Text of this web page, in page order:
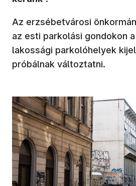
Az erzsébetvárosi
az esti parkolási gondokon
lakossági parkolóhelyek
próbálnak változtatni.